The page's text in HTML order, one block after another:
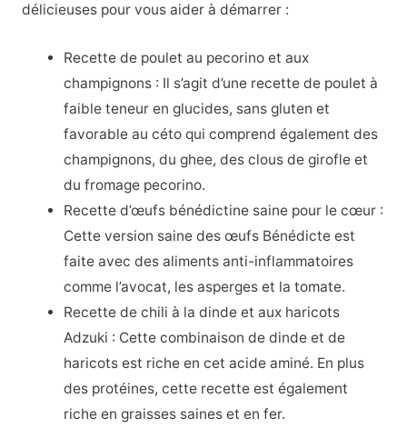
délicieuses pour vous aider à démarrer :
Recette de poulet au pecorino et aux
champignons : Il s’agit d’une recette de poulet à
faible teneur en glucides, sans gluten et
favorable au céto qui comprend également des
champignons, du ghee, des clous de girofle et
du fromage pecorino.
Recette d’œufs bénédictine saine pour le cœur :
Cette version saine des œufs Bénédicte est
faite avec des aliments anti-inflammatoires
comme l’avocat, les asperges et la tomate.
Recette de chili à la dinde et aux haricots
Adzuki : Cette combinaison de dinde et de
haricots est riche en cet acide aminé. En plus
des protéines, cette recette est également
riche en graisses saines et en fer.